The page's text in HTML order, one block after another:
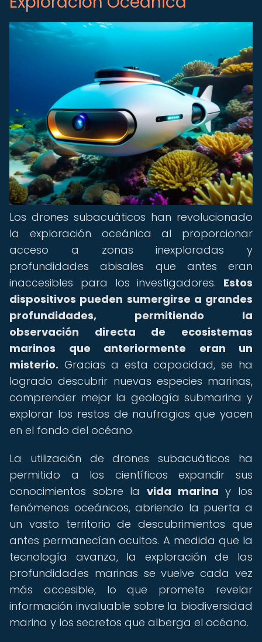
Los drones subacuáticos han revolucionado
la exploración oceánica al proporcionar
acceso a zonas inexploradas y
profundidades abisales que antes eran
inaccesibles para los investigadores. Estos
dispositivos pueden sumergirse a grandes
profundidades, permitiendo la
observación directa de ecosistemas
marinos que anteriormente eran un
misterio. Gracias a esta capacidad, se ha
logrado descubrir nuevas especies marinas,
comprender mejor la geología submarina y
explorar los restos de naufragios que yacen
en el fondo del océano.
La utilización de drones subacuáticos ha
permitido a los científicos expandir sus
conocimientos sobre la vida marina y los
fenómenos oceánicos, abriendo la puerta a
un vasto territorio de descubrimientos que
antes permanecían ocultos. A medida que la
tecnología avanza, la exploración de las
profundidades marinas se vuelve cada vez
más accesible, lo que promete revelar
información invaluable sobre la biodiversidad
marina y los secretos que alberga el océano.